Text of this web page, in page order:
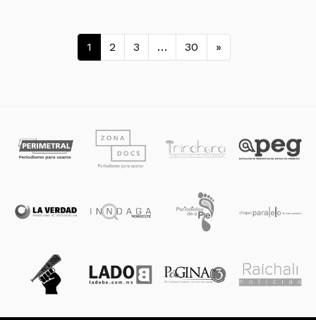
Navegación de entradas
1 2 3 … 30 »